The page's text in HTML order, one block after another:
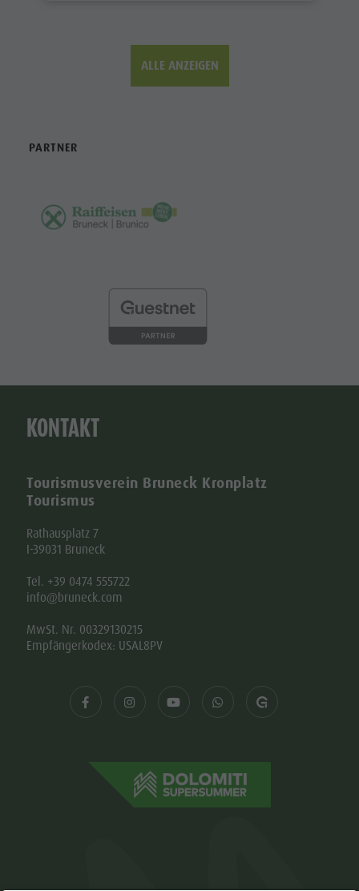
ALLE ANZEIGEN
PARTNER
KONTAKT
Tourismusverein Bruneck Kronplatz
Tourismus
Rathausplatz 7
I-39031 Bruneck
Tel. +39 0474 555722
info@bruneck.com
MwSt. Nr. 00329130215
Empfängerkodex: USAL8PV